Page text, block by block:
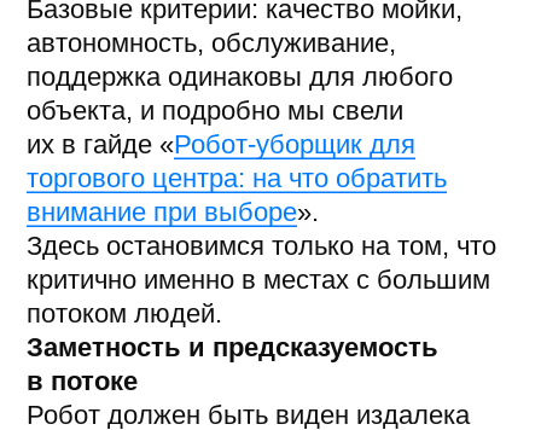
Аэропорты: как это
работает на реальных
объектах
Все перечисленные в статье пункты
мы вывели на основании практики
на объектах. Самый яркий пример, это
внедрение в аэропорты. Это одни
из самых сложных зон высокого
трафика: поток не прекращается,
а требования к чистоте и безопасности
особенно высокие.